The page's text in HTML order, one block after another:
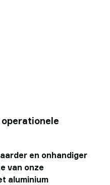
en onhandiger
van onze
aluminium